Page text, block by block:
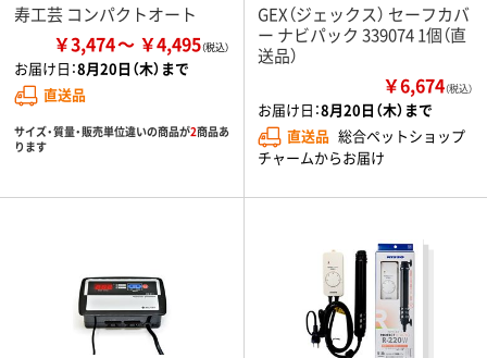
寿工芸 コンパクトオート
￥3,474 ￥4,495
お届け日：8月20日（木）まで
直送品
サイズ・質量・販売単位違いの商品が2商品あ
ります
GEX（ジェックス） セーフカバ
ー ナビパック 339074 1個（直
送品）
￥6,674（税込）
お届け日：8月20日（木）まで
直送品 総合ペットショップ
チャームからお届け